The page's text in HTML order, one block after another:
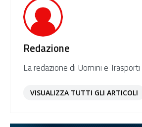
Redazione
La redazione di Uomini e Trasporti
VISUALIZZA TUTTI GLI ARTICOLI